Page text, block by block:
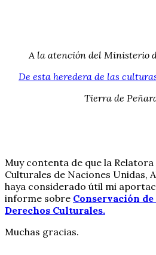
A la atención del Ministerio
De esta heredera de las
Tierra de
Muy contenta de que la
Culturales de Naciones Unidas,
haya considerado útil mi
informe sobre Conservación
Derechos Culturales.
Muchas gracias.